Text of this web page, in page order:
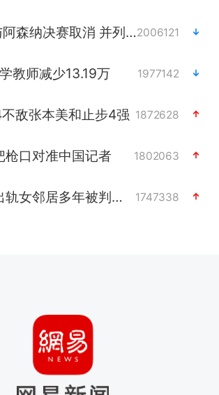
国足U17与阿森纳决赛取消 并列冠军2006121
教师减少13.19万 1977142
敌张本美和止步4强 1872628
枪口对准中国记者 1802063
上门女婿出轨女邻居多年被判重婚罪 1747338